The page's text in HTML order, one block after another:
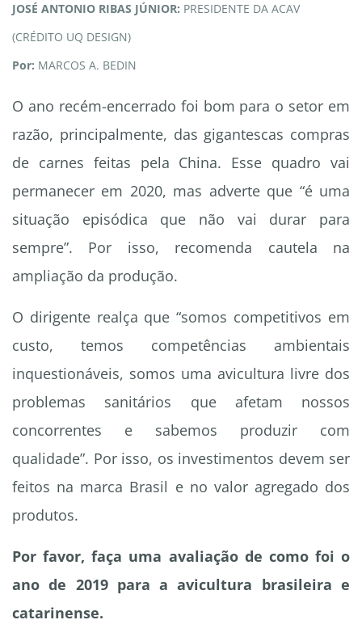
JOSÉ ANTONIO RIBAS JÚNIOR: PRESIDENTE DA ACAV
(CRÉDITO UQ DESIGN)
Por: MARCOS A. BEDIN
O ano recém-encerrado foi bom para o setor em
razão, principalmente, das gigantescas compras
de carnes feitas pela China. Esse quadro vai
permanecer em 2020, mas adverte que “é uma
situação episódica que não vai durar para
sempre”. Por isso, recomenda cautela na
ampliação da produção.
O dirigente realça que “somos competitivos em
custo, temos competências ambientais
inquestionáveis, somos uma avicultura livre dos
problemas sanitários que afetam nossos
concorrentes e sabemos produzir com
qualidade”. Por isso, os investimentos devem ser
feitos na marca Brasil e no valor agregado dos
produtos.
Por favor, faça uma avaliação de como foi o
ano de 2019 para a avicultura brasileira e
catarinense.